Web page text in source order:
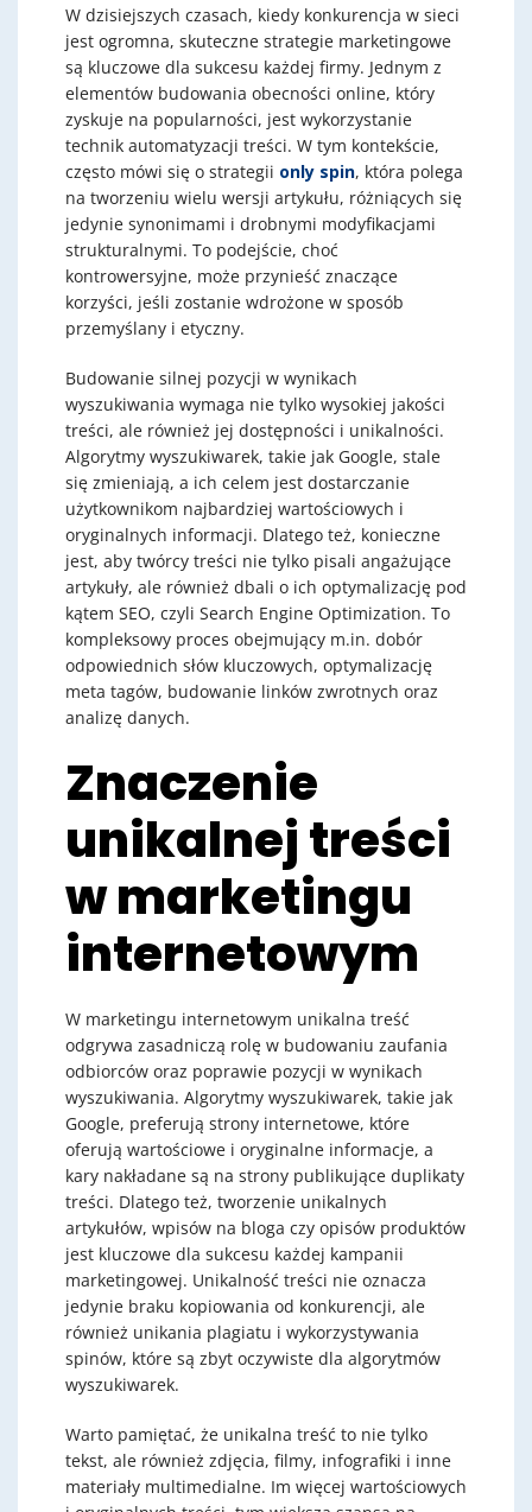
W dzisiejszych czasach, kiedy konkurencja w sieci
jest ogromna, skuteczne strategie marketingowe
są kluczowe dla sukcesu każdej firmy. Jednym z
elementów budowania obecności online, który
zyskuje na popularności, jest wykorzystanie
technik automatyzacji treści. W tym kontekście,
często mówi się o strategii only spin, która polega
na tworzeniu wielu wersji artykułu, różniących się
jedynie synonimami i drobnymi modyfikacjami
strukturalnymi. To podejście, choć
kontrowersyjne, może przynieść znaczące
korzyści, jeśli zostanie wdrożone w sposób
przemyślany i etyczny.
Budowanie silnej pozycji w wynikach
wyszukiwania wymaga nie tylko wysokiej jakości
treści, ale również jej dostępności i unikalności.
Algorytmy wyszukiwarek, takie jak Google, stale
się zmieniają, a ich celem jest dostarczanie
użytkownikom najbardziej wartościowych i
oryginalnych informacji. Dlatego też, konieczne
jest, aby twórcy treści nie tylko pisali angażujące
artykuły, ale również dbali o ich optymalizację pod
kątem SEO, czyli Search Engine Optimization. To
kompleksowy proces obejmujący m.in. dobór
odpowiednich słów kluczowych, optymalizację
meta tagów, budowanie linków zwrotnych oraz
analizę danych.
Znaczenie
unikalnej treści
w marketingu
internetowym
W marketingu internetowym unikalna treść
odgrywa zasadniczą rolę w budowaniu zaufania
odbiorców oraz poprawie pozycji w wynikach
wyszukiwania. Algorytmy wyszukiwarek, takie jak
Google, preferują strony internetowe, które
oferują wartościowe i oryginalne informacje, a
kary nakładane są na strony publikujące duplikaty
treści. Dlatego też, tworzenie unikalnych
artykułów, wpisów na bloga czy opisów produktów
jest kluczowe dla sukcesu każdej kampanii
marketingowej. Unikalność treści nie oznacza
jedynie braku kopiowania od konkurencji, ale
również unikania plagiatu i wykorzystywania
spinów, które są zbyt oczywiste dla algorytmów
wyszukiwarek.
Warto pamiętać, że unikalna treść to nie tylko
tekst, ale również zdjęcia, filmy, infografiki i inne
materiały multimedialne. Im więcej wartościowych